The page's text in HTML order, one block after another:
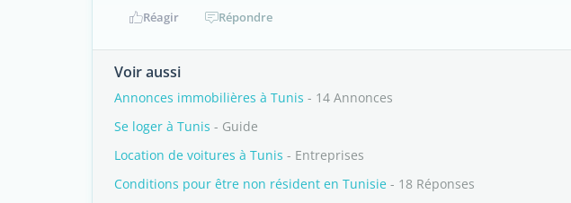
Réagir Répondre
Voir aussi
Annonces immobilières à Tunis - 14 Annonces
Se loger à Tunis - Guide
Location de voitures à Tunis - Entreprises
Conditions pour être non résident en Tunisie - 18 Réponses